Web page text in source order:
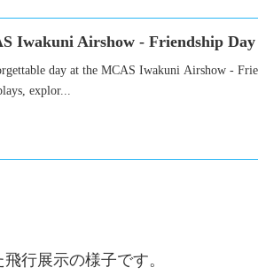
Iwakuni Airshow - Friendship Day
day at the MCAS Iwakuni Airshow -
explor...
行展示の様子です。